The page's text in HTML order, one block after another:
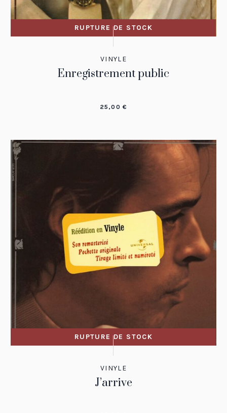
RUPTURE DE STOCK
VINYLE
Enregistrement public
25,00 €
RUPTURE DE STOCK
VINYLE
J’arrive